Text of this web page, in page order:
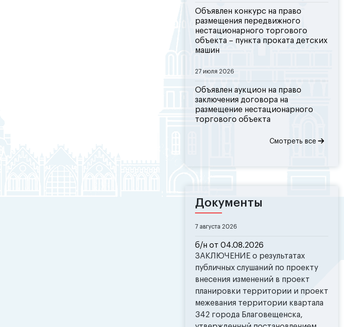
Объявлен конкурс на право
размещения передвижного
нестационарного торгового
объекта – пункта проката детских
машин
27 июля 2026
Объявлен аукцион на право
заключения договора на
размещение нестационарного
торгового объекта
Смотреть все
Документы
7 августа 2026
б/н от 04.08.2026
ЗАКЛЮЧЕНИЕ о результатах
публичных слушаний по проекту
внесения изменений в проект
планировки территории и проект
межевания территории квартала
342 города Благовещенска,